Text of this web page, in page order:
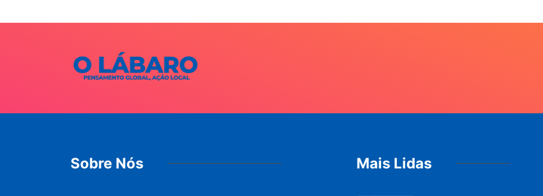
Sobre Nós Mais Lidas